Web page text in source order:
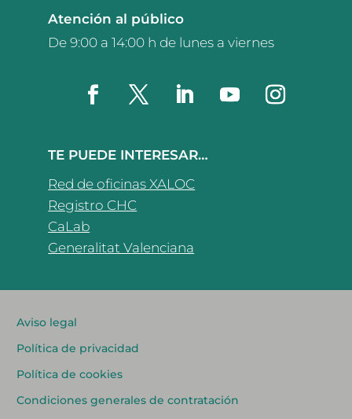
Atención al público
De 9:00 a 14:00 h de lunes a viernes
TE PUEDE INTERESAR…
Red de oficinas XALOC
Registro CHC
CaLab
Generalitat Valenciana
Aviso legal
Política de privacidad
Política de cookies
Condiciones generales de contratación